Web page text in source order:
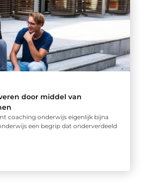
door middel van
coaching onderwijs eigenlijk bijna
een begrip dat onderverdeeld